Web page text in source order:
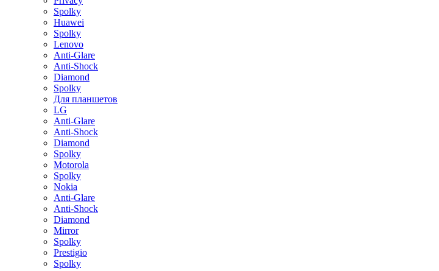
Spolky
Huawei
Spolky
Lenovo
Anti-Glare
Anti-Shock
Diamond
Spolky
Для планшетов
LG
Anti-Glare
Anti-Shock
Diamond
Spolky
Motorola
Spolky
Nokia
Anti-Glare
Anti-Shock
Diamond
Mirror
Spolky
Prestigio
Spolky